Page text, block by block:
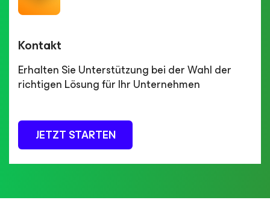
Kontakt
Erhalten Sie Unterstützung bei der Wahl der
richtigen Lösung für Ihr Unternehmen
JETZT STARTEN